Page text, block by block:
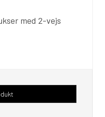
med 2-vejs